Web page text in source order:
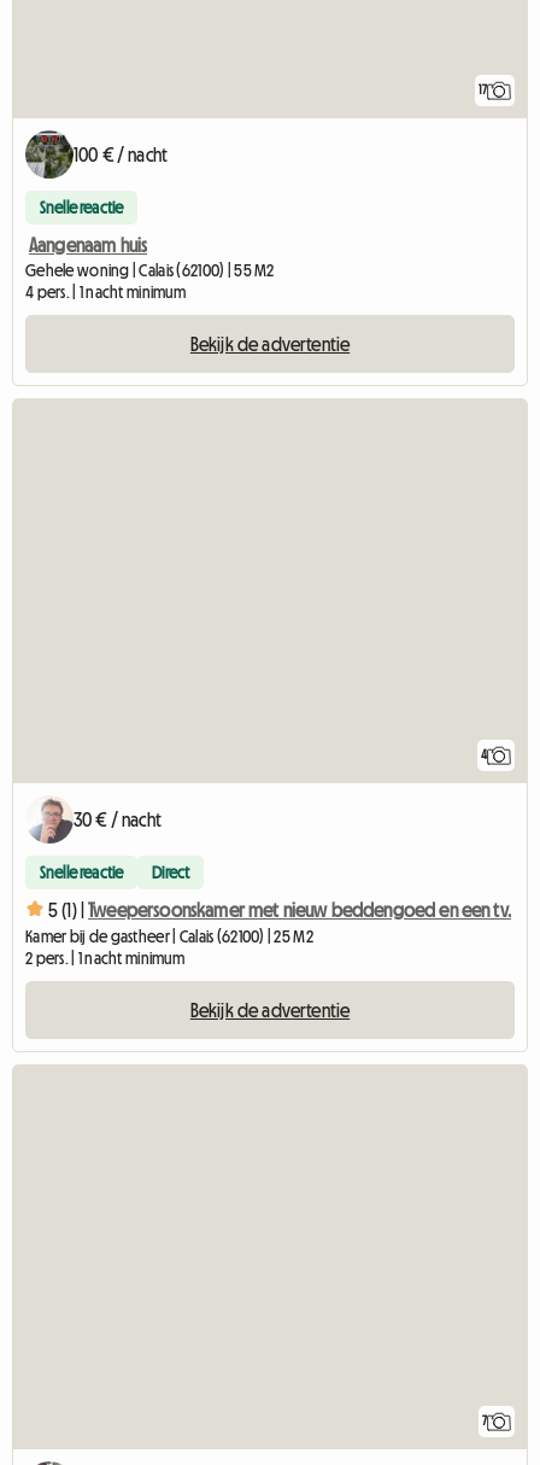
17
100 € / nacht
Snelle reactie
Aangenaam huis
Gehele woning | Calais (62100) | 55 M2
4 pers. | 1 nacht minimum
Bekijk de advertentie
4
30 € / nacht
Snelle reactie Direct
5 (1) | Tweepersoonskamer met nieuw beddengoed en een tv.
Kamer bij de gastheer | Calais (62100) | 25 M2
2 pers. | 1 nacht minimum
Bekijk de advertentie
7